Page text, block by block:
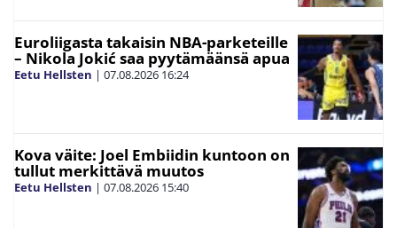
Euroliigasta takaisin NBA-parketeille
– Nikola Jokić saa pyytämäänsä apua
Eetu Hellsten | 07.08.2026 16:24
Kova väite: Joel Embiidin kuntoon on
tullut merkittävä muutos
Eetu Hellsten | 07.08.2026 15:40